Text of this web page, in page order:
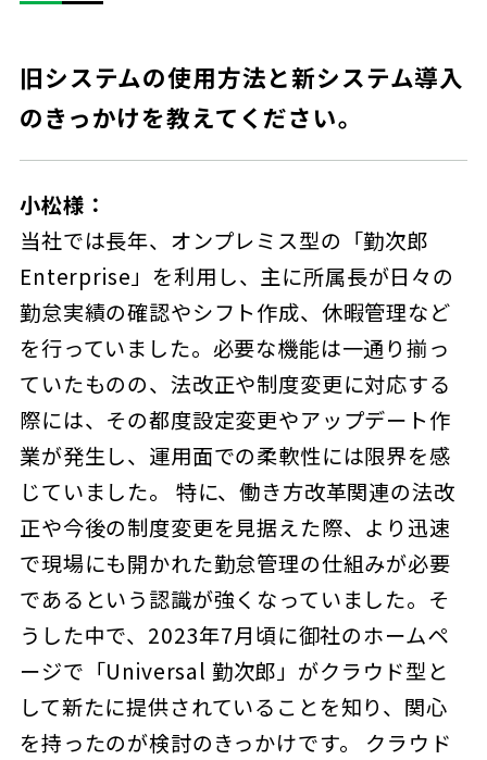
旧システムの使用方法と新システム導入
のきっかけを教えてください。
小松様：
当社では長年、オンプレミス型の「勤次郎
Enterprise」を利用し、主に所属長が日々の
勤怠実績の確認やシフト作成、休暇管理など
を行っていました。必要な機能は一通り揃っ
ていたものの、法改正や制度変更に対応する
際には、その都度設定変更やアップデート作
業が発生し、運用面での柔軟性には限界を感
じていました。 特に、働き方改革関連の法改
正や今後の制度変更を見据えた際、より迅速
で現場にも開かれた勤怠管理の仕組みが必要
であるという認識が強くなっていました。そ
うした中で、2023年7月頃に御社のホームペ
ージで「Universal 勤次郎」がクラウド型と
して新たに提供されていることを知り、関心
を持ったのが検討のきっかけです。 クラウド